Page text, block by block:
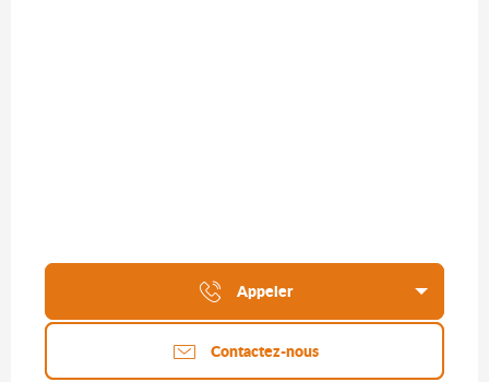
Appeler
Contactez-nous